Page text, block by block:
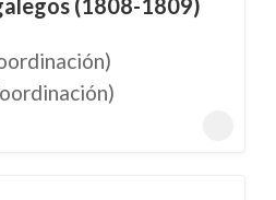
(1808-1809)